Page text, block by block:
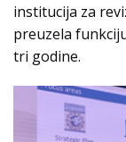
institucija za
preuzela
tri godine.